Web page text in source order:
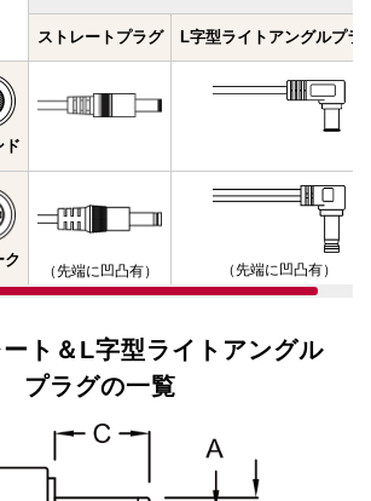
ストレート プラグ L字型ライト アングルプラ
ド
ク
（先端に凹凸有） （先端に凹凸有）
ト＆ L字型ライトアングル
プラグの一覧